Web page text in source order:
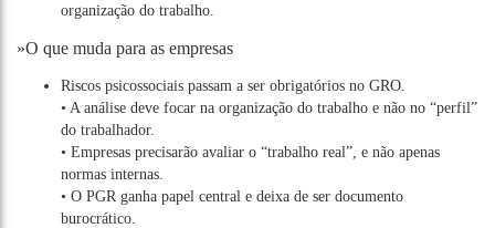
organização do trabalho.
»O que muda para as empresas
Riscos psicossociais passam a ser obrigatórios no GRO.
• A análise deve focar na organização do trabalho e não no “perfil”
do trabalhador.
• Empresas precisarão avaliar o “trabalho real”, e não apenas
normas internas.
• O PGR ganha papel central e deixa de ser documento
burocrático.